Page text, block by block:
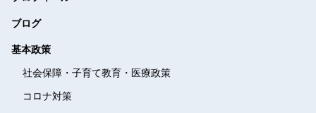
ブログ
基本政策
社会保障・子育て教育・ 医療政策
コロナ対策